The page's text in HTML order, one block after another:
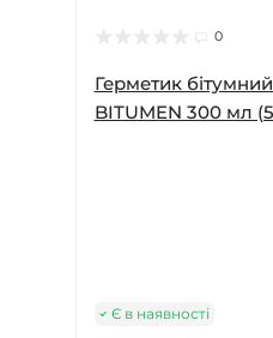
0
Герметик
BITUMEN 300 мл
Є в наявності